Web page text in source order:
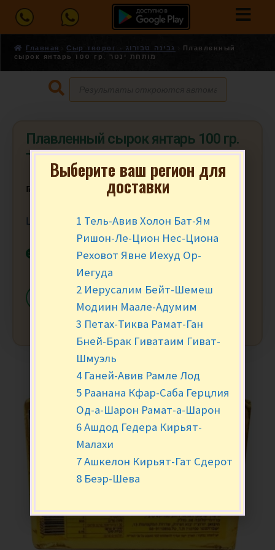
Главная Сыр творог - גבינה טבורוג
Плавленный
сырок янтарь 100 гр. מותחת ינטר
Плавленный сырок янтарь 100 гр.
מותחת ינטר
₪ за шт.
Цена за 1 шт.
В наличии
+
Выберите ваш регион для
доставки
1 Тель-Авив Холон Бат-Ям
Ришон-Ле-Цион Нес-Циона
Реховот Явне Иехуд Ор-
Иегуда
2 Иерусалим Бейт-Шемеш
Модиин Маале-Адумим
3 Петах-Тиква Рамат-Ган
Бней-Брак Гиватаим Гиват-
Шмуэль
4 Ганей-Авив Рамле Лод
5 Раанана Кфар-Саба Герцлия
Од-а-Шарон Рамат-а-Шарон
6 Ашдод Гедера Кирьят-
Малахи
7 Ашкелон Кирьят-Гат Сдерот
8 Беэр-Шева